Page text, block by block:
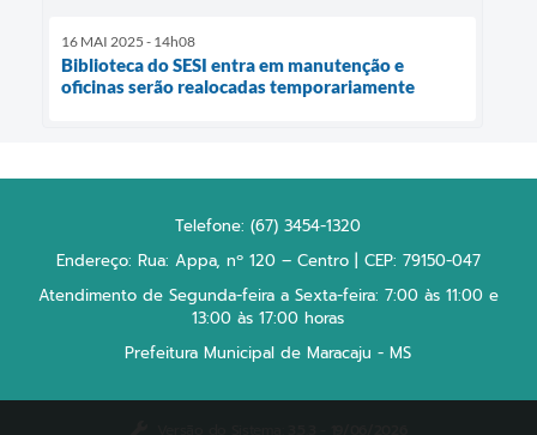
16 MAI 2025 - 14h08
Biblioteca do SESI entra em manutenção e
oficinas serão realocadas temporariamente
Telefone: (67) 3454-1320
Endereço: Rua: Appa, nº 120 – Centro | CEP: 79150-047
Atendimento de Segunda-feira a Sexta-feira: 7:00 às 11:00 e
13:00 às 17:00 horas
Prefeitura Municipal de Maracaju - MS